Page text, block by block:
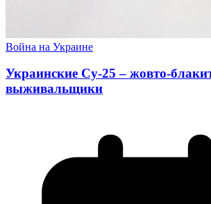
Война на Украине
Украинские Су-25 – жовто-
выживальщики